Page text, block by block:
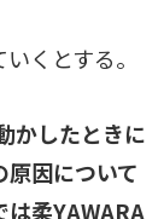
くとする。
かしたときに
因について
は柔YAWARA